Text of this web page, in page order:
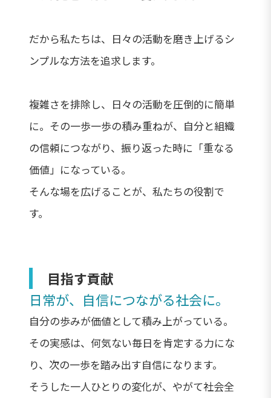
だから私たちは、日々の活動を磨き上げるシ
ンプルな方法を追求します。
複雑さを排除し、日々の活動を圧倒的に簡単
に。その一歩一歩の積み重ねが、自分と組織
の信頼につながり、振り返った時に「重なる
価値」になっている。
そんな場を広げることが、私たちの役割で
す。
目指す貢献
日常が、自信につながる社会に。
自分の歩みが価値として積み上がっている。
その実感は、何気ない毎日を肯定する力にな
り、次の一歩を踏み出す自信になります。
そうした一人ひとりの変化が、やがて社会全